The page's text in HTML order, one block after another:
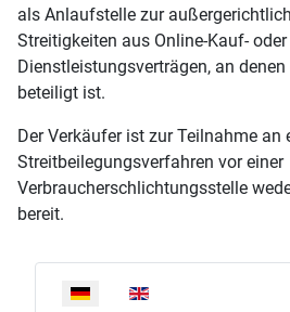
Sprache auswählen
als Anlaufstelle zur
Streitigkeiten aus Online-Kauf- oder
Dienstleistungsverträgen, an
beteiligt ist.
Der Verkäufer ist zur Teilnahme an
Streitbeilegungsverfahren vor einer
Verbraucherschlichtungsstelle
bereit.